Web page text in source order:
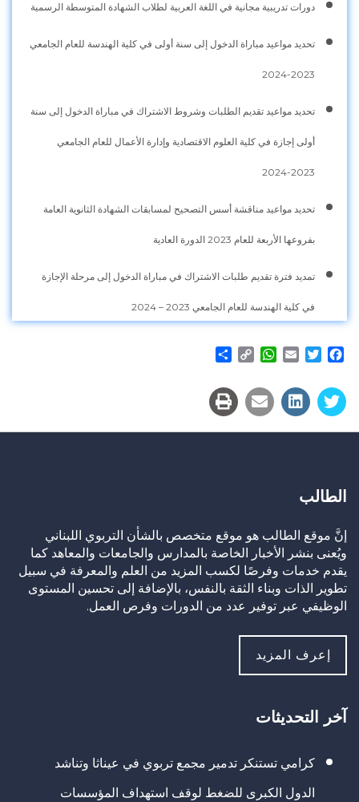
دورات تدريبية مجانية في اللغة العربية لطلاب الشهادة المتوسطة الرسمية
تحديد مواعيد مباراة الدخول إلى سنة أولى في كلية الهندسة للعام الجامعي
2023-2024
تحديد مواعيد تقديم الطلبات وشروط الاشتراك في مباراة الدخول إلى سنة
أولى إجازة في كلية العلوم الاقتصادية وإدارة الأعمال للعام الجامعي
2023-2024
تحديد مواعيد مناقشة أسس التصحيح لمسابقات الشهادة الثانوية العامة
بفروعها الأربعة للعام 2023 الدورة العادية
تمديد فترة تقديم طلبات الاشتراك في مباراة الدخول إلى مرحلة الإجازة
في كلية الهندسة للعام الجامعي 2023 – 2024
Facebook
Twitter
Email
WhatsApp
Copy
الطالب
إنَّ موقع الطالب هو موقع متخصص بالشأن التربوي اللبناني
ويُعنى بنشر الأخبار الخاصة بالمدارس والجامعات والمعاهد كما
يقدم خدمات وفرصًا لكسب المزيد من العلم والمعرفة في سبيل
تطوير الذات وبناء الثقة بالنفس، بالإضافة إلى تحسين المستوى
الوظيفي عبر توفير عدد من الدورات وفرص العمل.
إعرف المزيد
آخر التحديثات
كرامي تستنكر تدمير مجمع تربوي في عيناثا وتناشد
الدول الكبرى للضغط لوقف استهداف المؤسسات